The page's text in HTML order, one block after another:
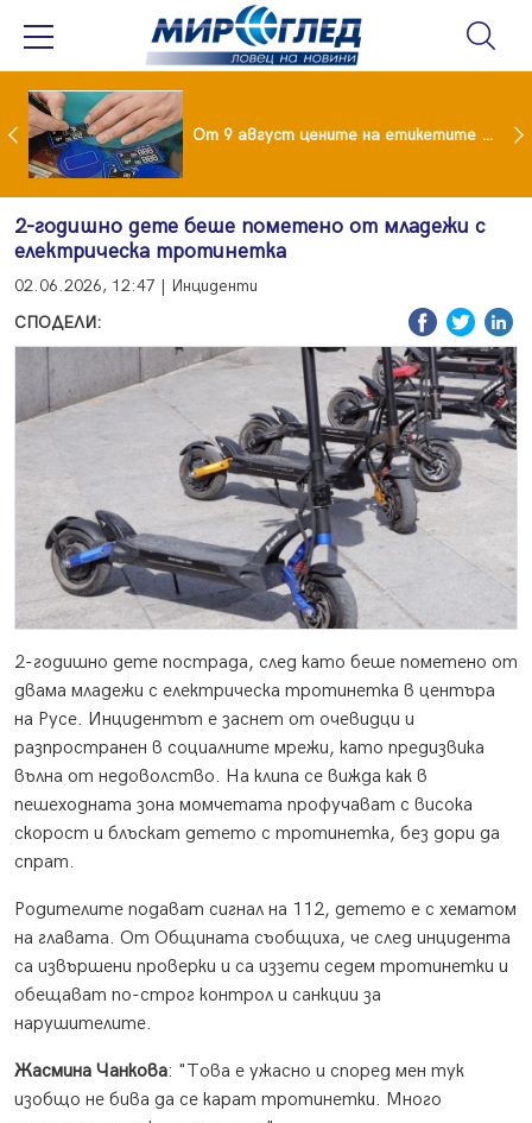
Проект за изграждане на 13-етажна "мегаджамия" разгневи жителите на Лондон От 9 август цените на етикетите само в евро
2-годишно дете беше пометено от младежи с
електрическа тротинетка
02.06.2026, 12:47 | Инциденти
СПОДЕЛИ:
2-годишно дете пострада, след като беше пометено от
двама младежи с електрическа тротинетка в центъра
на Русе. Инцидентът е заснет от очевидци и
разпространен в социалните мрежи, като предизвика
вълна от недоволство. На клипа се вижда как в
пешеходната зона момчетата профучават с висока
скорост и блъскат детето с тротинетка, без дори да
спрат.
Родителите подават сигнал на 112, детето е с хематом
на главата. От Общината съобщиха, че след инцидента
са извършени проверки и са иззети седем тротинетки и
обещават по-строг контрол и санкции за
нарушителите.
Жасмина Чанкова: "Това е ужасно и според мен тук
изобщо не бива да се карат тротинетки. Много